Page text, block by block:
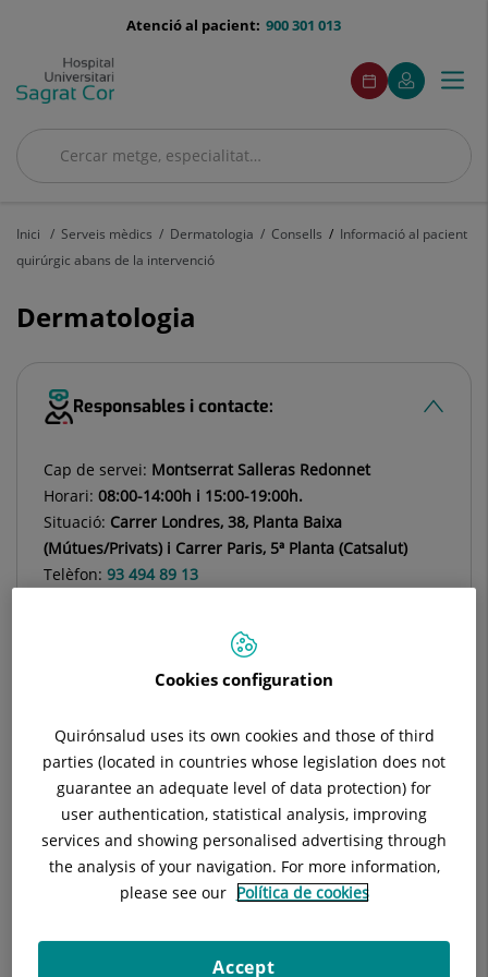
menu-
900 301 013
Atenció al pacient:
Cercar
Cercar
menuAcceso
Demaneu
cita
Aquest
enllaç
s'obrirà
una
El
meu
Aquest
enllaç
s'obrirà
una
finestra
Menú
Inici Serveis mèdics Dermatologia Consells
Informació al pacient
quirúrgic abans de la intervenció
Dermatologia
Responsables i contacte:
Cap de servei: Montserrat Salleras Redonnet
Horari: 08:00-14:00h i 15:00-19:00h.
Situació: Carrer Londres, 38, Planta Baixa
(Mútues/Privats) i Carrer Paris, 5ª Planta (Catsalut)
Telèfon: 93 494 89 13
Descripció Equip Mèdic Instal·lacions
Informació al pacient quirúrgic
abans de la intervenció
Dermatòleg us indiqui el contrari.
Cookies configuration
Quirónsalud uses its own cookies and those of third
parties (located in countries whose legislation does not
guarantee an adequate level of data protection) for
user authentication, statistical analysis, improving
services and showing personalised advertising through
the analysis of your navigation. For more information,
please see our Política de cookies
Accept